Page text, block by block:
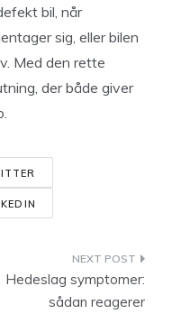
bil, når
sig, eller bilen
Med den rette
der både giver
Hedeslag symptomer:
sådan reagerer